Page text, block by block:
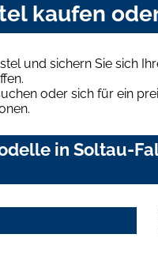
kaufen
und sichern Sie sich
oder sich für ein
in Soltau-